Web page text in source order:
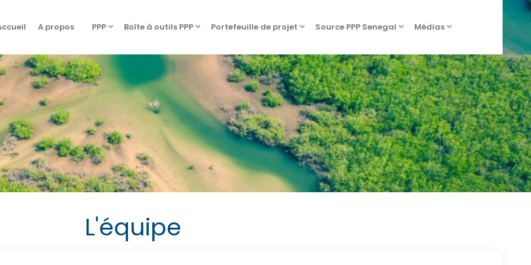
A propos PPP Boîte à outils PPP Portefeuille de projet Source PPP Senegal Médias
L'équipe